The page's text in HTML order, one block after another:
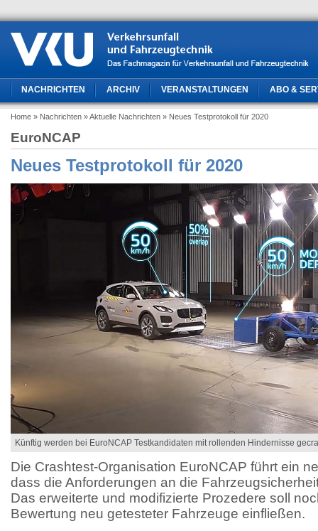
NACHRICHTEN ARCHIV VERANSTALTUNGEN ABO &
Home » Nachrichten » Aktuelle Nachrichten » Neues Testprotokoll für 2020
EuroNCAP
Neues Testprotokoll für 2020
Künftig werden bei EuroNCAP Testkandidaten mit rollenden Hindernisse
Die Crashtest-Organisation EuroNCAP führt ein
dass die Anforderungen an die
Das erweiterte und modifizierte Prozedere soll
Bewertung neu getesteter Fahrzeuge einfließen.